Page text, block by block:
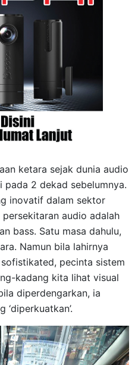
ketara sejak dunia audio
pada 2 dekad sebelumnya.
inovatif dalam sektor
audio adalah
bass. Satu masa dahulu,
Namun bila lahirnya
pecinta sistem
kadang kita lihat visual
diperdengarkan, ia
‘diperkuatkan’.